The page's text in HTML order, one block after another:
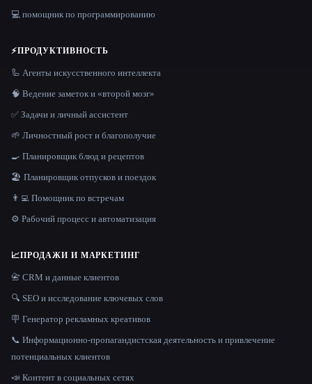
💻 помощник по программированию
⚡ПРОДУКТИВНОСТЬ
🦾 Агенты искусственного интеллекта
🧠 Ведение заметок и «второй мозг»
✅ Задачи и личный ассистент
🌱 Личностный рост и благополучие
🍳 Планировщик блюд и рецептов
🏖 Планировщик отпусков и поездок
👨‍💻 Помощник по встречам
⚙️ Рабочий процесс и автоматизация
📈ПРОДАЖИ И МАРКЕТИНГ
📇 CRM и данные клиентов
🔍 SEO и исследование ключевых слов
🪧 Генератор рекламных креативов
📞 Информационно-пропагандистская деятельность и привлечение
потенциальных клиентов
📣 Контент в социальных сетях